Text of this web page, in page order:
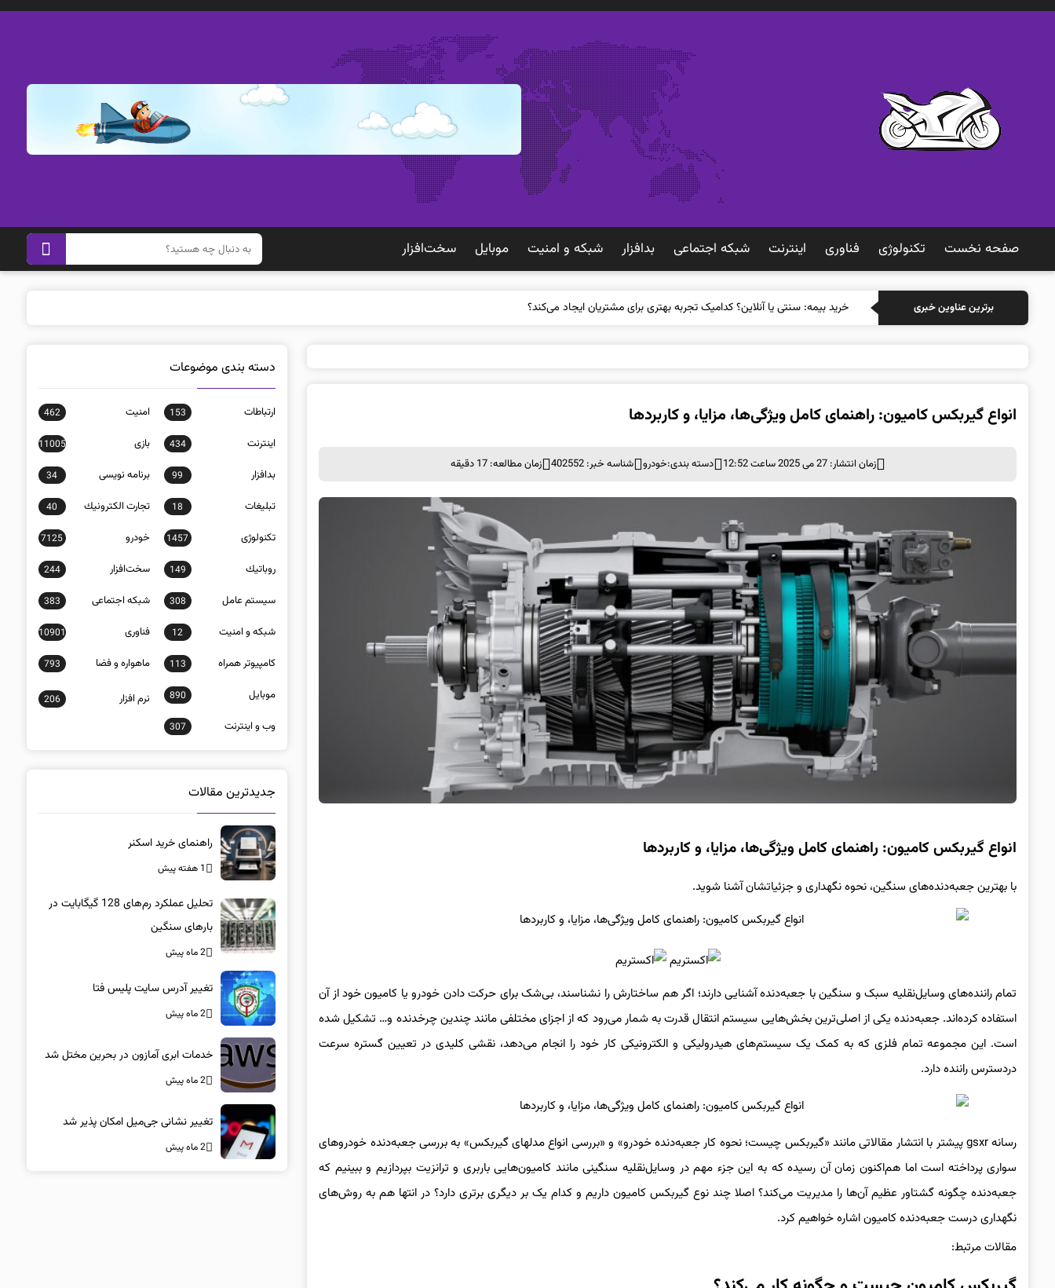
صفحه نخست تکنولوژی فناوری اينترنت شبكه اجتماعی بدافزار شبكه و امنيت موبايل سخت‌افزار
برترین عناوین خبری خرید بیمه:
انواع گیربکس کامیون: راهنمای کامل ویژگی‌ها، مزایا، و کاربردها
زمان انتشار: 27 می 2025 ساعت 12:52 دسته بندی:خودرو شناسه خبر: 402552 زمان مطالعه: 17 دقیقه
انواع گیربکس کامیون: راهنمای کامل ویژگی‌ها، مزایا، و کاربردها
با بهترین جعبه‌دنده‌های سنگین، نحوه نگهداری و جزئیاتشان آشنا شوید.
تمام راننده‌های وسایل‌نقلیه سبک و سنگین با جعبه‌دنده آشنایی دارند؛ اگر هم ساختارش را نشناسند، بی‌شک برای حرکت دادن خودرو یا کامیون خود از آن
استفاده کرده‌اند. جعبه‌دنده یکی از اصلی‌ترین بخش‌هایی سیستم انتقال قدرت به شمار می‌رود که از اجزای مختلفی مانند چندین چرخدنده و… تشکیل شده
است. این مجموعه تمام فلزی که به کمک یک سیستم‌های هیدرولیکی و الکترونیکی کار خود را انجام می‌دهد، نقشی کلیدی در تعیین گستره سرعت
دردسترس راننده دارد.
رسانه gsxr پیشتر با انتشار مقالاتی مانند «گیربکس چیست؛ نحوه کار جعبه‌دنده خودرو» و «بررسی انواع مدلهای گیربکس» به بررسی جعبه‌دنده خودروهای
سواری پرداخته است اما هم‌اکنون زمان آن رسیده که به این جزء مهم در وسایل‌نقلیه سنگینی مانند کامیون‌هایی باربری و ترانزیت بپردازیم و ببینیم که
جعبه‌دنده چگونه گشتاور عظیم آن‌ها را مدیریت می‌کند؟ اصلا چند نوع گیربکس کامیون داریم و کدام یک بر دیگری برتری دارد؟ در انتها هم به روش‌های
نگهداری درست جعبه‌دنده کامیون اشاره خواهیم کرد.
مقالات مرتبط:
دسته بندی موضوعات
ارتباطات 153 امنيت 462
اينترنت 434 بازی 11005
بدافزار 99 برنامه نويسی 34
تبلیغات 18 تجارت الكترونيك 40
تکنولوژی 1457 خودرو 7125
روباتيك 149 سخت‌افزار 244
سيستم عامل 308 شبكه اجتماعی 383
شبكه و امنيت 12 فناوری 10901
كامپيوتر همراه 113 ماهواره و فضا 793
موبايل 890 نرم افزار 206
وب و اينترنت 307
جدیدترین مقالات
راهنمای خرید اسکنر
1 هفته پیش
تحلیل عملکرد رم‌های 128 گیگابایت در
بارهای سنگین
2 ماه پیش
تغییر آدرس سایت پلیس فتا
2 ماه پیش
خدمات ابری آمازون در بحرین مختل شد
2 ماه پیش
تغییر نشانی جی‌میل امکان پذیر شد
2 ماه پیش